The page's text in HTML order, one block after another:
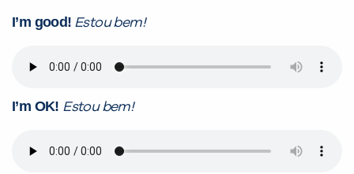
I’m good! Estou bem!
I’m OK! Estou bem!